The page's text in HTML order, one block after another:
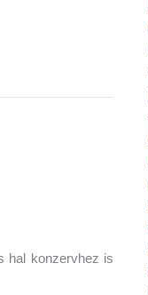
hal konzervhez is